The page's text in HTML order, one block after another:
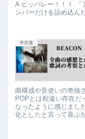
A ヒッパレー！！！ 「
ンバーだけを詰め込ん
平沢進
曲構成や音使いの奇抜
POPとは程遠い存在だ
なったように感じまし
化としたと言って喜ぶ